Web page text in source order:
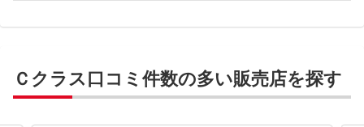
Ｃクラス口コミ件数の多い販売店を探す